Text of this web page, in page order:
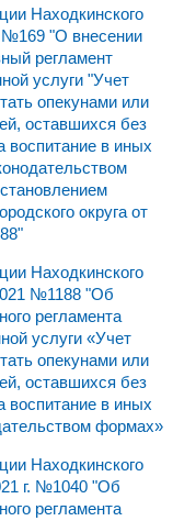
Находкинского
№169 "О внесении
регламент
услуги "Учет
опекунами или
оставшихся без
воспитание в иных
округа от
Находкинского
№1188 "Об
регламента
услуги «Учет
опекунами или
оставшихся без
воспитание в иных
формах»
Находкинского
г. №1040 "Об
регламента